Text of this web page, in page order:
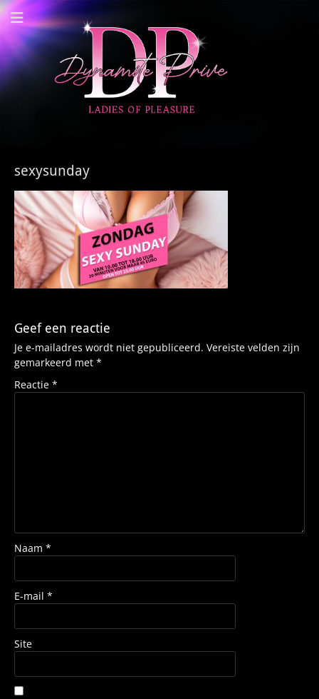
Dynamite Prive -
Privehuis Nieuwegein
sexysunday
Geef een reactie
Je e-mailadres wordt niet gepubliceerd. Vereiste velden zijn
gemarkeerd met *
Reactie *
Naam *
E-mail *
Site